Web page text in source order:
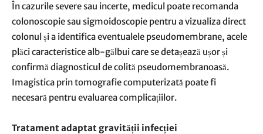
În cazurile severe sau incerte, medicul poate recomanda
colonoscopie sau sigmoidoscopie pentru a vizualiza direct
colonul și a identifica eventualele pseudomembrane, acele
plăci caracteristice alb-gălbui care se detașează ușor și
confirmă diagnosticul de colită pseudomembranoasă.
Imagistica prin tomografie computerizată poate fi
necesară pentru evaluarea complicațiilor.
Tratament adaptat gravității infecției